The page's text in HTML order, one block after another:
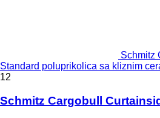
Schmitz
Standard poluprikolica sa kliznim
12
Schmitz Cargobull